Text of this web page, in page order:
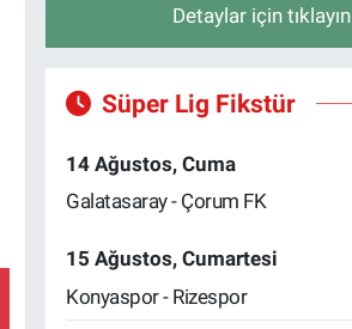
Detaylar için tıklayın
Süper Lig Fikstür
14 Ağustos, Cuma
Galatasaray - Çorum FK
15 Ağustos, Cumartesi
Konyaspor - Rizespor